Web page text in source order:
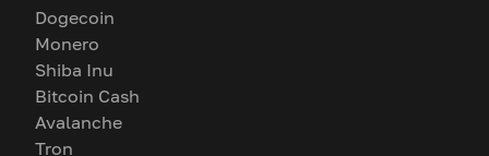
Dogecoin
Monero
Shiba Inu
Bitcoin Cash
Avalanche
Tron